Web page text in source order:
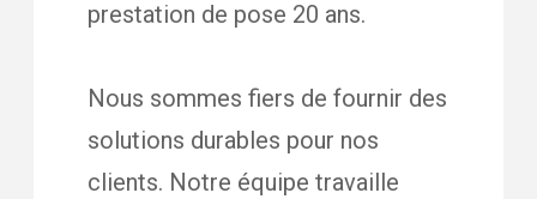
prestation de pose 20 ans.
Nous sommes fiers de fournir des
solutions durables pour nos
clients. Notre équipe travaille